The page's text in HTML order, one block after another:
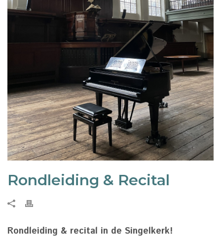
Rondleiding & Recital
Rondleiding & recital in de Singelkerk!